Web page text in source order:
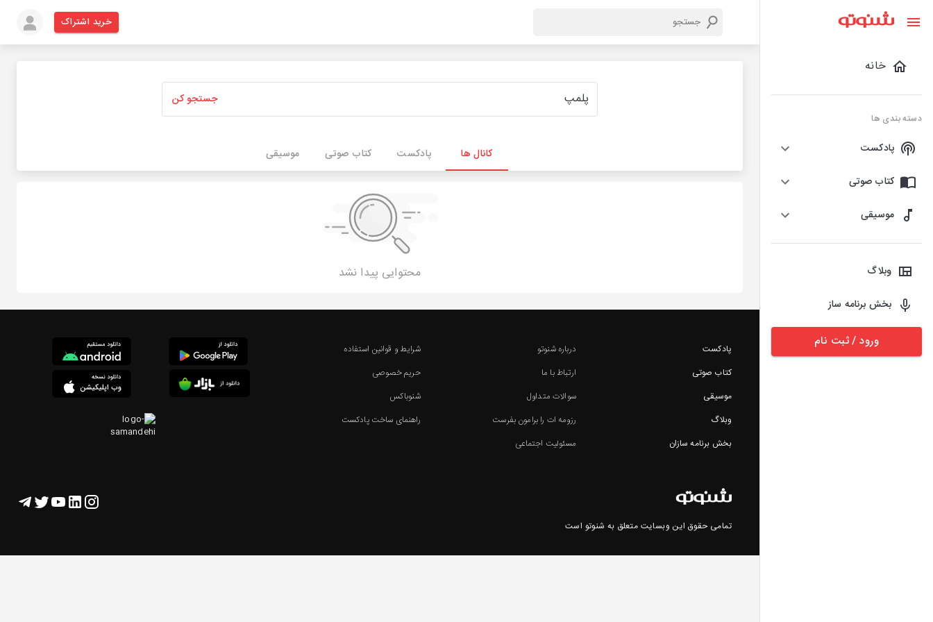
خانه
دسته بندی ها
پادکست
کتاب صوتی
موسیقی
وبلاگ
بخش برنامه ساز
ورود / ثبت نام
خرید اشتراک
جستجو کن
کانال ها پادکست کتاب صوتی موسیقی
محتوایی پیدا نشد
پادکست
کتاب صوتی
موسیقی
وبلاگ
بخش برنامه سازان
درباره شنوتو
ارتباط با ما
سوالات متداول
رزومه ات را برامون بفرست
مسئولیت اجتماعی
شرایط و قوانین استفاده
حریم خصوصی
شنوباکس
راهنمای ساخت پادکست
تمامی حقوق این وبسایت متعلق به شنوتو است